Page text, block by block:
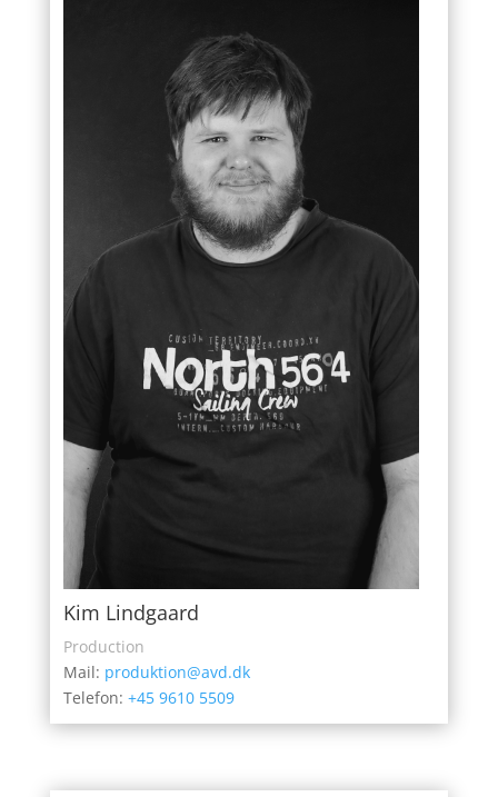
Kim Lindgaard
Production
Mail: produktion@avd.dk
Telefon: +45 9610 5509